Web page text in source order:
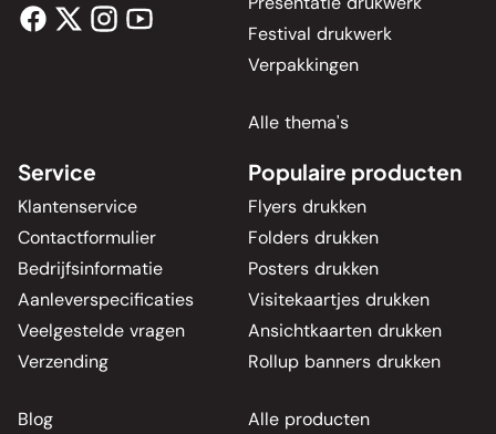
Festival drukwerk
Verpakkingen
Alle thema's
Service
Klantenservice
Contactformulier
Bedrijfsinformatie
Aanleverspecificaties
Veelgestelde vragen
Verzending
Blog
Populaire producten
Flyers drukken
Folders drukken
Posters drukken
Visitekaartjes drukken
Ansichtkaarten drukken
Rollup banners drukken
Alle producten